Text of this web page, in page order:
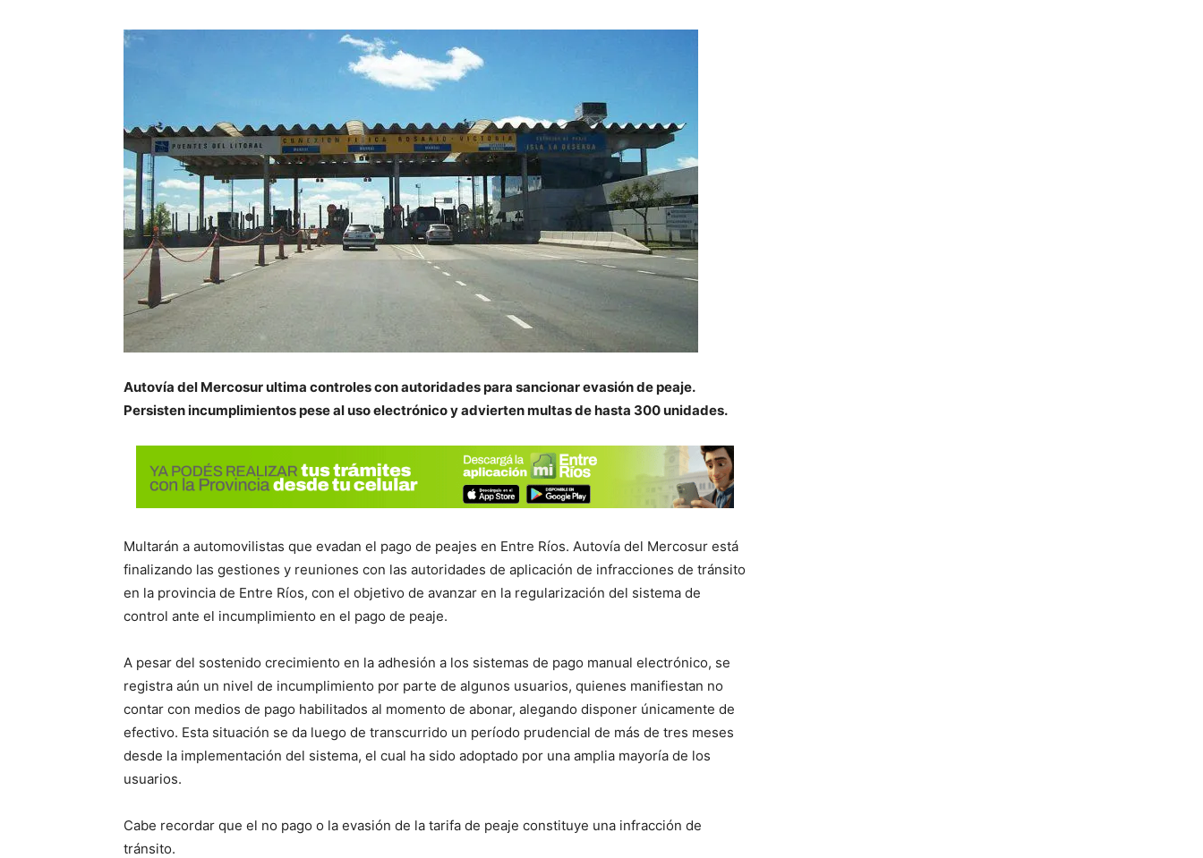
Autovía del Mercosur ultima controles con autoridades para sancionar evasión de peaje.
Persisten incumplimientos pese al uso electrónico y advierten multas de hasta 300 unidades.
Multarán a automovilistas que evadan el pago de peajes en Entre Ríos. Autovía del Mercosur está
finalizando las gestiones y reuniones con las autoridades de aplicación de infracciones de tránsito
en la provincia de Entre Ríos, con el objetivo de avanzar en la regularización del sistema de
control ante el incumplimiento en el pago de peaje.
A pesar del sostenido crecimiento en la adhesión a los sistemas de pago manual electrónico, se
registra aún un nivel de incumplimiento por parte de algunos usuarios, quienes manifiestan no
contar con medios de pago habilitados al momento de abonar, alegando disponer únicamente de
efectivo. Esta situación se da luego de transcurrido un período prudencial de más de tres meses
desde la implementación del sistema, el cual ha sido adoptado por una amplia mayoría de los
usuarios.
Cabe recordar que el no pago o la evasión de la tarifa de peaje constituye una infracción de
tránsito.